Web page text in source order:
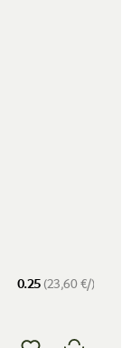
0.25(23,60 €/)